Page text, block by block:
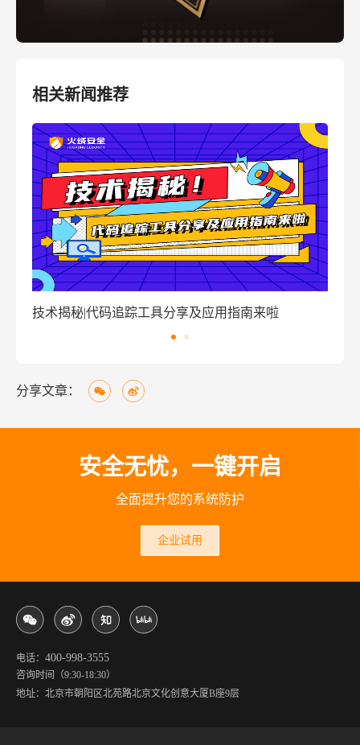
相关新闻推荐
来啦 窃密病毒伪装Windows激活程序 盗取用户资
分享文章：
安全无忧，一键开启
全面提升您的系统防护
企业试用
电话： 400-998-3555
咨询时间（9:30-18:30）
地址：北京市朝阳区北苑路北京文化创意大厦B座9层